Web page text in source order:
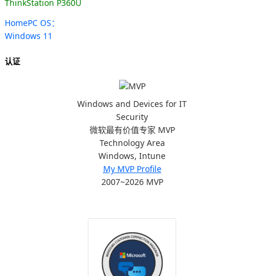
ThinkStation P360U
HomePC OS：
Windows 11
认证
Windows and Devices for IT
Security
微软最有价值专家 MVP
Technology Area
Windows, Intune
My MVP Profile
2007~2026 MVP